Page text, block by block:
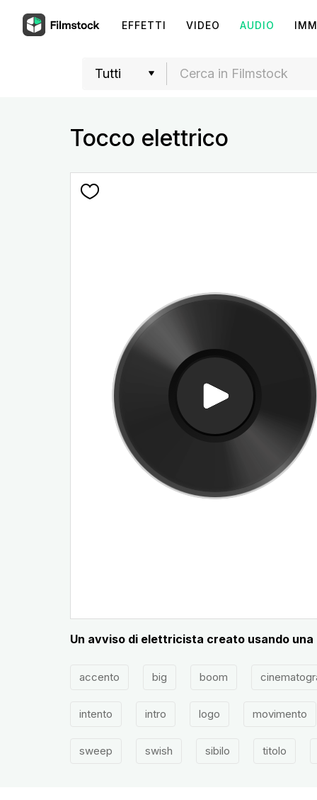
EFFETTI VIDEO AUDIO
Tocco elettrico
Un avviso di elettricista creato usando
accento big boom
intento intro logo movimento
sweep swish sibilo titolo